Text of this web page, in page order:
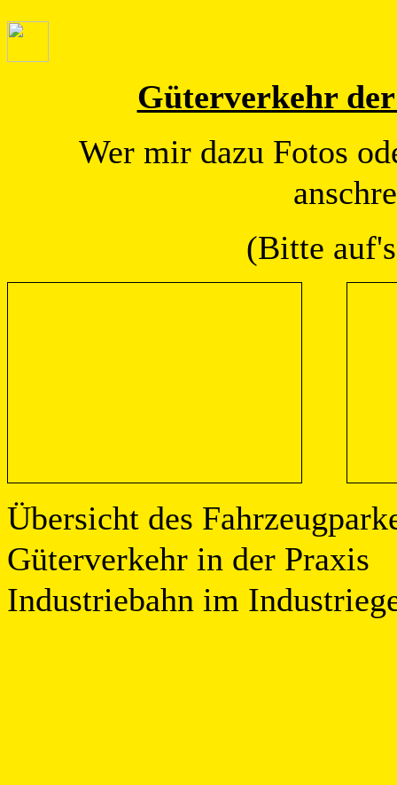
Güterverkehr
Wer mir dazu Fotos
(Bitte
Übersicht des
Güterverkehr in
Industriebahn im